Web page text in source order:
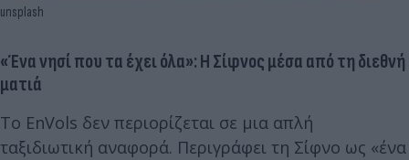
unsplash
«Ένα νησί που τα έχει όλα»: Η Σίφνος μέσα από τη διεθνή
ματιά
Το EnVols δεν περιορίζεται σε μια απλή
ταξιδιωτική αναφορά. Περιγράφει τη Σίφνο ως «ένα